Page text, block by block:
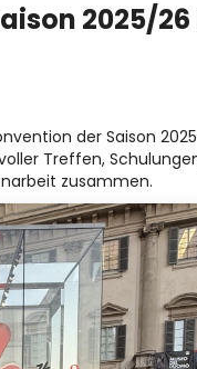
2025/
der Saison
Treffen,
zusammen.